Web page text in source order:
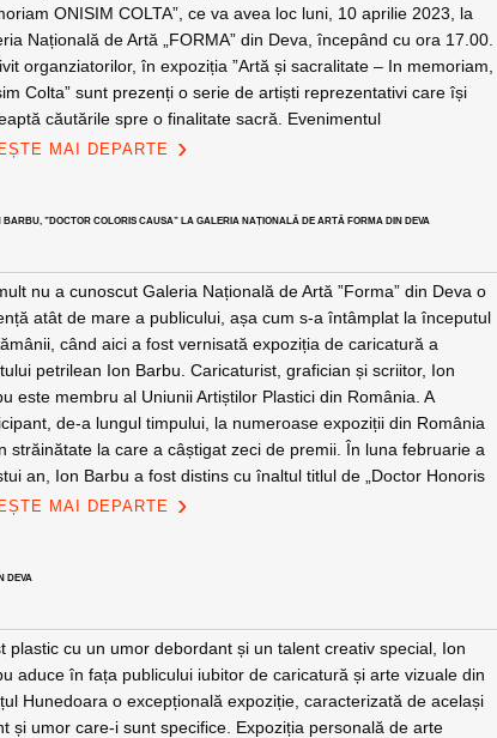
ONISIM COLTA”, ce va avea loc luni, 10 aprilie 2023, la
Națională de Artă „FORMA” din Deva, începând cu ora 17.00.
organziatorilor, în expoziția ”Artă și sacralitate – In memoriam,
Colta” sunt prezenți o serie de artiști reprezentativi care își
căutările spre o finalitate sacră. Evenimentul
MAI DEPARTE
”DOCTOR COLORIS CAUSA” LA GALERIA NAȚIONALĂ DE ARTĂ FORMA DIN DEVA
nu a cunoscut Galeria Națională de Artă ”Forma” din Deva o
atât de mare a publicului, așa cum s-a întâmplat la începutul
când aici a fost vernisată expoziția de caricatură a
petrilean Ion Barbu. Caricaturist, grafician și scriitor, Ion
este membru al Uniunii Artiștilor Plastici din România. A
de-a lungul timpului, la numeroase expoziții din România
străinătate la care a câștigat zeci de premii. În luna februarie a
an, Ion Barbu a fost distins cu înaltul titlul de „Doctor Honoris
MAI DEPARTE
DEVA
plastic cu un umor debordant și un talent creativ special, Ion
aduce în fața publicului iubitor de caricatură și arte vizuale din
Hunedoara o excepțională expoziție, caracterizată de același
și umor care-i sunt specifice. Expoziția personală de arte